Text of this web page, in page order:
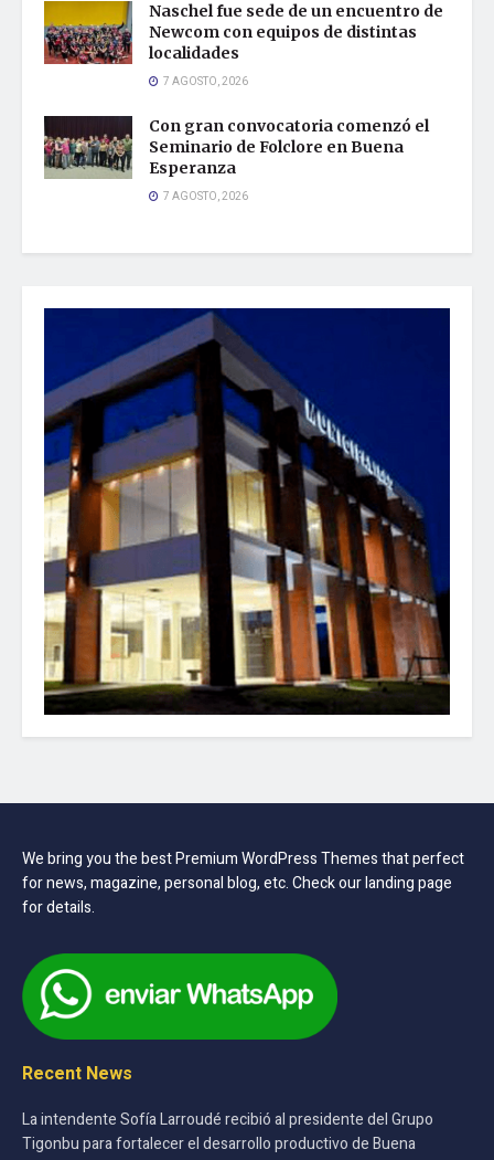
Naschel fue sede de un encuentro de
Newcom con equipos de distintas
localidades
7 AGOSTO, 2026
Con gran convocatoria comenzó el
Seminario de Folclore en Buena
Esperanza
7 AGOSTO, 2026
We bring you the best Premium WordPress Themes that perfect
for news, magazine, personal blog, etc. Check our landing page
for details.
Recent News
La intendente Sofía Larroudé recibió al presidente del Grupo
Tigonbu para fortalecer el desarrollo productivo de Buena